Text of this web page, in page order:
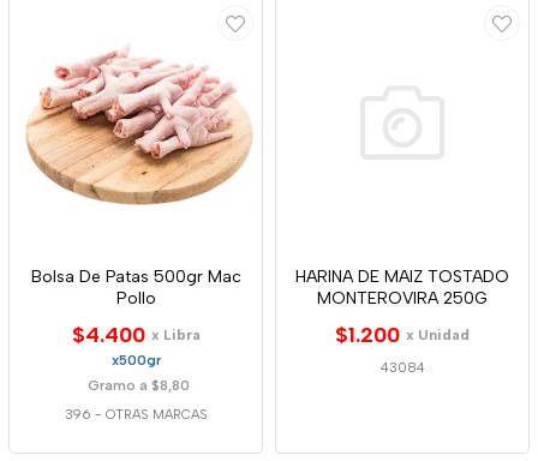
Bolsa De Patas 500gr Mac
Pollo
$4.400 x Libra
x500gr
Gramo a $8,80
396 - OTRAS MARCAS
HARINA DE MAIZ TOSTADO
MONTEROVIRA 250G
$1.200 x Unidad
43084